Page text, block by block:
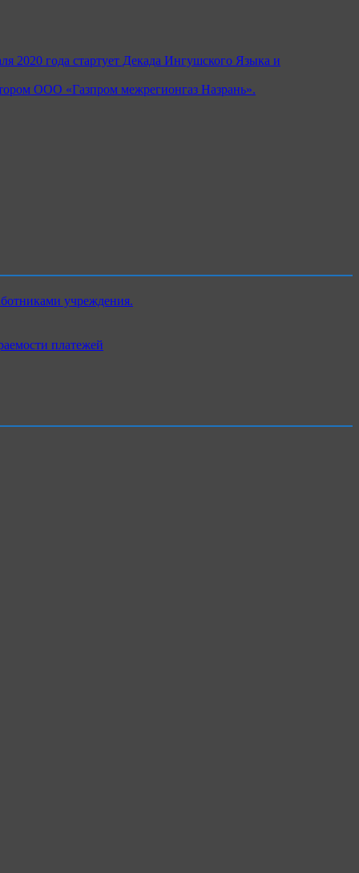
2020 года стартует Декада Ингушского Языка и
ООО «Газпром межрегионгаз Назрань».
учреждения.
платежей